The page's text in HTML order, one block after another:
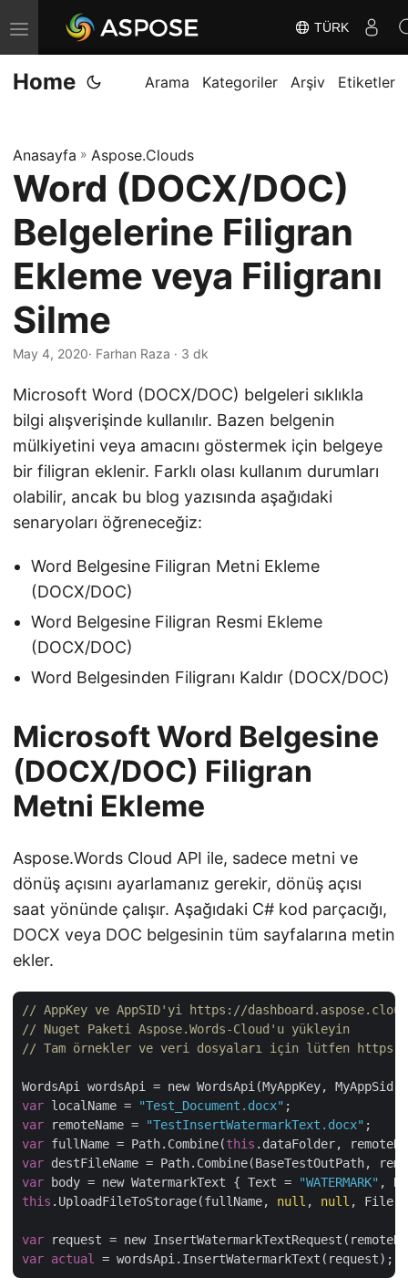
G
e
z
m
e
i
D
e
ğ
i
ş
t
i
r
TÜRK
Home Arama Kategoriler Arşiv Etiketler
Anasayfa » Aspose.Clouds
Word (DOCX/DOC)
Belgelerine Filigran
Ekleme veya Filigranı
Silme
May 4, 2020· Farhan Raza · 3 dk
Microsoft Word (DOCX/DOC) belgeleri sıklıkla
bilgi alışverişinde kullanılır. Bazen belgenin
mülkiyetini veya amacını göstermek için belgeye
bir filigran eklenir. Farklı olası kullanım durumları
olabilir, ancak bu blog yazısında aşağıdaki
senaryoları öğreneceğiz:
Word Belgesine Filigran Metni Ekleme
(DOCX/DOC)
Word Belgesine Filigran Resmi Ekleme
(DOCX/DOC)
Word Belgesinden Filigranı Kaldır (DOCX/DOC)
Microsoft Word Belgesine
(DOCX/DOC) Filigran
Metni Ekleme
Aspose.Words Cloud API ile, sadece metni ve
dönüş açısını ayarlamanız gerekir, dönüş açısı
saat yönünde çalışır. Aşağıdaki C# kod parçacığı,
DOCX veya DOC belgesinin tüm sayfalarına metin
ekler.
// AppKey ve AppSID'yi https://
// Nuget Paketi Aspose.Words-Cloud'u yükleyin
// Tam örnekler ve veri dosyaları için lütfen https://
var localName = "Test_Document.docx"
var remoteName = "TestInsertWatermarkText.docx"
var fullName = Path.Combine(this
var
var body = new WatermarkText { Text = "WATERMARK" ,
this .UploadFileToStorage(fullName, null , null ,
var request = new
var actual